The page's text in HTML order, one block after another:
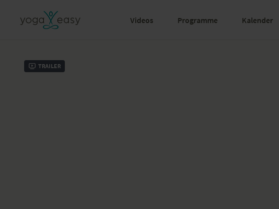
Videos Programme Kalender
Trailer